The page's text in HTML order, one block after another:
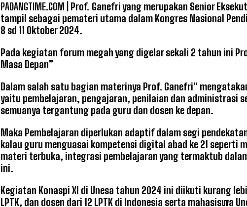
PADANGTIME.COM | Prof. Ganefri yang merupakan Senior
tampil sebagai pemateri utama dalam Kongres Nasional
8 sd 11 Oktober 2024.
Pada kegiatan forum megah yang digelar sekali 2 tahun ini
Masa Depan”
Dalam salah satu bagian materinya Prof. Ganefri”
yaitu pembelajaran, pengajaran, penilaian dan administrasi
semuanya tergantung pada guru dan dosen ke depan.
Maka Pembelajaran diperlukan adaptif dalam segi
kalau guru menguasai kompetensi digital abad ke 21
materi terbuka, integrasi pembelajaran yang termaktub
ini.
Kegiatan Konaspi XI di Unesa tahun 2024 ini diikuti kurang
LPTK, dan dosen dari 12 LPTK di Indonesia serta mahasiswa